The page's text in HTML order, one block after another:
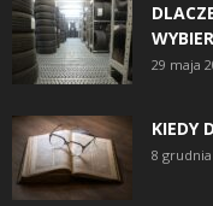
29 maja
KIEDY
8 grudnia